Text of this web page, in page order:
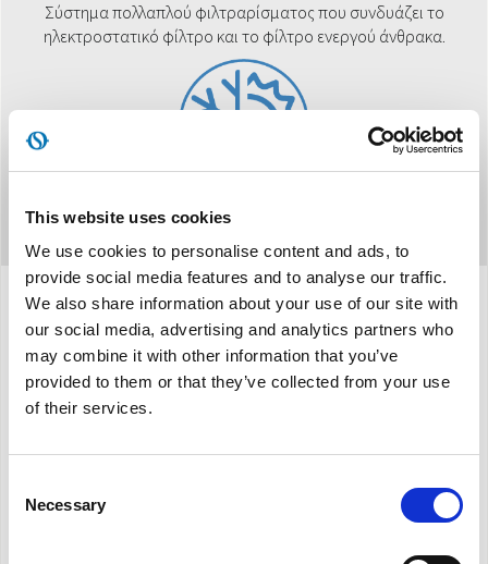
This website uses cookies
We use cookies to personalise content and ads, to
provide social media features and to analyse our traffic.
We also share information about your use of our site with
our social media, advertising and analytics partners who
may combine it with other information that you’ve
provided to them or that they’ve collected from your use
of their services.
Selection
Necessary
Σύστημα πολλαπλού φιλτραρίσματος που συνδυάζει το
ηλεκτροστατικό φίλτρο και το φίλτρο ενεργού άνθρακα.
Προδιαγραφές
Διατίθεται στις εκδόσεις:HP (Αντλία
Διπλή κλάση